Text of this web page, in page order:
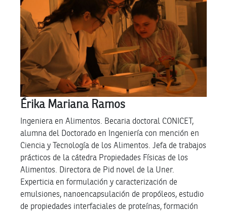
Érika Mariana Ramos
Ingeniera en Alimentos. Becaria doctoral CONICET,
alumna del Doctorado en Ingeniería con mención en
Ciencia y Tecnología de los Alimentos. Jefa de trabajos
prácticos de la cátedra Propiedades Físicas de los
Alimentos. Directora de Pid novel de la Uner.
Experticia en formulación y caracterización de
emulsiones, nanoencapsulación de propóleos, estudio
de propiedades interfaciales de proteínas, formación